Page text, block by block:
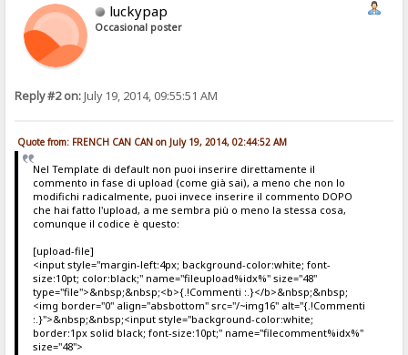
luckypap
Occasional poster
Reply #2 on:July 19, 2014, 09:55:51 AM
Quote from: FRENCH CAN CAN on July 19, 2014, 02:44:52 AM
Nel Template di default non puoi inserire direttamente il
commento in fase di upload (come già sai), a meno che non lo
modifichi radicalmente, puoi invece inserire il commento DOPO
che hai fatto l'upload, a me sembra più o meno la stessa cosa,
comunque il codice è questo:
[upload-file]
<input style="margin-left:4px; background-color:white; font-
size:10pt; color:black;" name="fileupload%idx%" size="48"
type="file">&nbsp;&nbsp;<b>{.!Commenti :.}</b>&nbsp;&nbsp;
<img border="0" align="absbottom" src="/~img16" alt="{.!Commenti
:.}">&nbsp;&nbsp;<input style="background-color:white;
border:1px solid black; font-size:10pt;" name="filecomment%idx%"
size="48">